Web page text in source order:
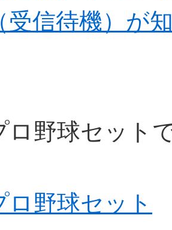
受信待機）が
ロ野球セット
ロ野球セット